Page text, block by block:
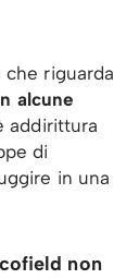
riguarda
alcune
addirittura
di
in una
non